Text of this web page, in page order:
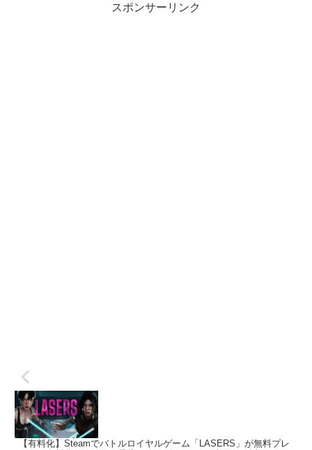
スポンサーリンク
【有料化】Steamでバトルロイヤルゲーム「LASERS」が無料プレ